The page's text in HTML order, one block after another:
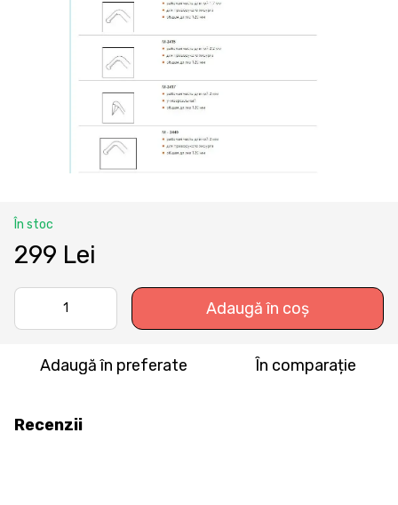
În stoc
299 Lei
Adaugă în coș
Adaugă în preferate În comparație
Recenzii